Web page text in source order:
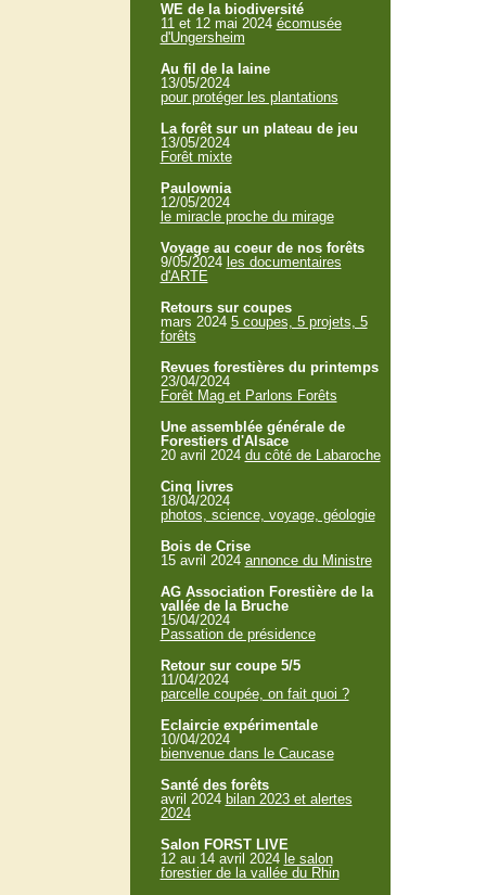
WE de la biodiversité
11 et 12 mai 2024 écomusée
d'Ungersheim
Au fil de la laine
13/05/2024
pour protéger les plantations
La forêt sur un plateau de jeu
13/05/2024
Forêt mixte
Paulownia
12/05/2024
le miracle proche du mirage
Voyage au coeur de nos forêts
9/05/2024 les documentaires
d'ARTE
Retours sur coupes
mars 2024 5 coupes, 5 projets, 5
forêts
Revues forestières du printemps
23/04/2024
Forêt Mag et Parlons Forêts
Une assemblée générale de
Forestiers d'Alsace
20 avril 2024 du côté de Labaroche
Cinq livres
18/04/2024
photos, science, voyage, géologie
Bois de Crise
15 avril 2024 annonce du Ministre
AG Association Forestière de la
vallée de la Bruche
15/04/2024
Passation de présidence
Retour sur coupe 5/5
11/04/2024
parcelle coupée, on fait quoi ?
Eclaircie expérimentale
10/04/2024
bienvenue dans le Caucase
Santé des forêts
avril 2024 bilan 2023 et alertes
2024
Salon FORST LIVE
12 au 14 avril 2024 le salon
forestier de la vallée du Rhin